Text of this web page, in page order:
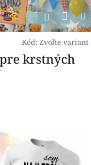
Hľadať
Kód: Zvoľte variant
krstných